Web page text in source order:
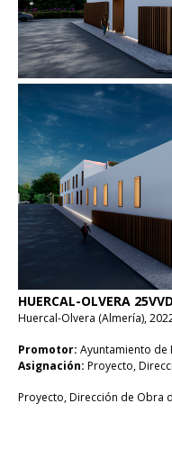
HUERCAL-OLVERA
Huercal-Olvera (Almería),
Promotor: Ayuntamiento de
Asignación: Proyecto,
Proyecto, Dirección de Obra